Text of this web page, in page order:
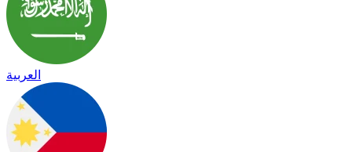
العربية